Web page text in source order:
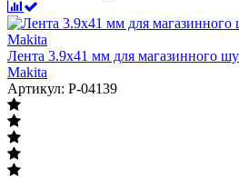
Лента 3.9x41 мм для магазинного
Makita
Артикул: P-04139